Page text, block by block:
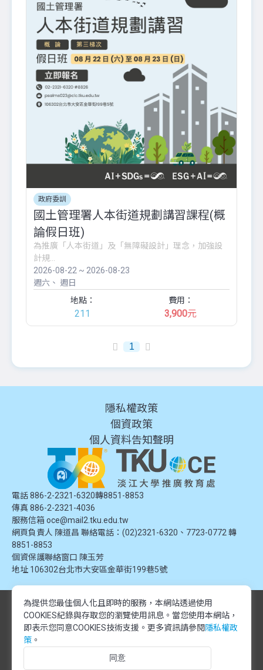
政府委訓
國土管理署人本街道規劃講習課程(概
論假日班)
為推廣「人本街道」及「無障礙設計」理念，加強設
計規...
2026-08-22 ~ 2026-08-23
週六
週日
地點：
211
費用：
3,900元
1
隱私權政策
個資政策
個人資料告知聲明
電話 886-2-2321-6320轉8851-8853
傳真 886-2-2321-4036
服務信箱 oce@mail2.tku.edu.tw
網頁負責人 陳道昌 聯絡電話：(02)2321-6320、7723-0772 轉
8851-8853
個資保護聯絡窗口 陳玉芳
地址 106302台北市大安區金華街199巷5號
© 2024 淡江大學推廣教育處. 版權所有。本網站內容由淡江大學推廣教育處
提供，未經授權禁止轉載或引用。所有課程資訊、圖片及資料皆屬本單位所
有，僅供學習交流使用。
© 2024 Tamkang University Office of Continuing Education. All rights
reserved.The content of this website is provided by Tamkang University
Office of Continuing Education. Unauthorized reproduction or citation is
為提供您最佳個人化且即時的服務，本網站透過使用
COOKIES紀錄與存取您的瀏覽使用訊息。 當您使用本網站，
即表示您同意COOKIES技術支援。更多資訊請參閱 隱私權政
策 。
同意